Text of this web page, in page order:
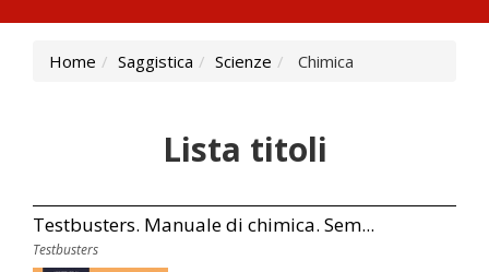
Home Saggistica Scienze Chimica
Lista titoli
Testbusters. Manuale di chimica. Sem...
Testbusters